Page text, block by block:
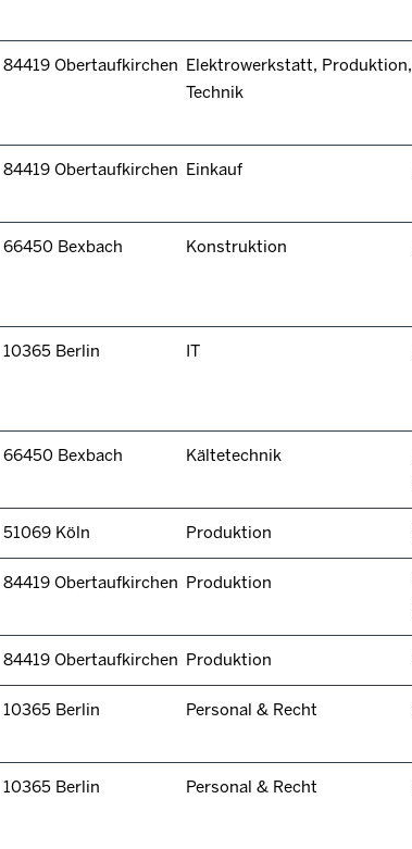
84419 Obertaufkirchen Elektrowerkstatt, Produktion,
Technik
84419 Obertaufkirchen Einkauf
66450 Bexbach Konstruktion
10365 Berlin IT
66450 Bexbach Kältetechnik
51069 Köln Produktion
84419 Obertaufkirchen Produktion
84419 Obertaufkirchen Produktion
10365 Berlin Personal & Recht
10365 Berlin Personal & Recht